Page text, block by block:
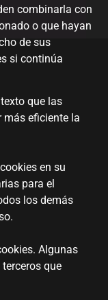
combinarla con
o que hayan
de sus
si continúa
que las
más eficiente la
en su
para el
los demás
Algunas
que